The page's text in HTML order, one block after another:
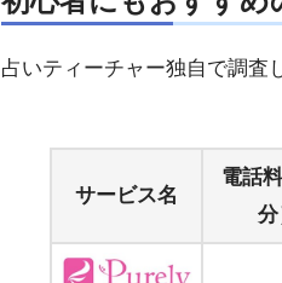
占いティーチャー独自で調査
サービス名
電話
分